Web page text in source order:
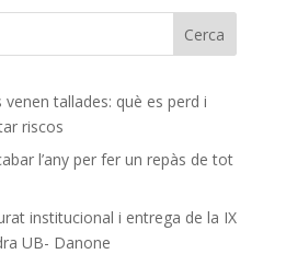
tallades: què es perd i
riscos
l’any per fer un repàs de tot
institucional i entrega de la IX
UB- Danone